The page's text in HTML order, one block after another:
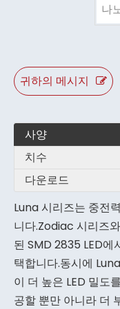
나
귀하의 메시지
사양
치수
다운로드
Luna 시리즈는 중전
니다.Zodiac 시리즈
된 SMD 2835 LED에
택합니다.동시에
이 더 높은 LED 밀도
공할 뿐만 아니라 더